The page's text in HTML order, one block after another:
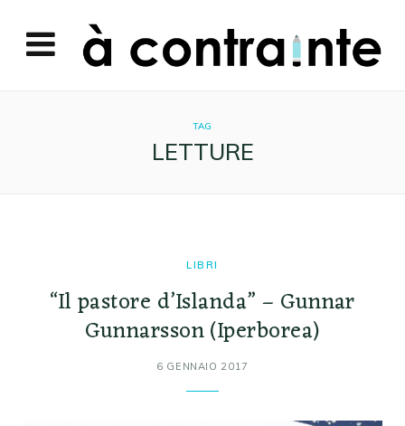
TAG
LETTURE
LIBRI
“Il pastore d’Islanda” – Gunnar
Gunnarsson (Iperborea)
6 GENNAIO 2017